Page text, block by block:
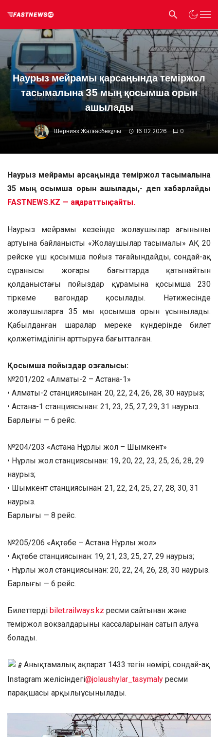
Наурыз мейрамы қарсаңында теміржол
тасымалына 35 мың қосымша орын
ашылады
Шернияз Жалғасбекұлы 16.02.2026 0
Наурыз мейрамы қарсаңында теміржол тасымалына
35 мың қосымша орын ашылады,- деп хабарлайды
FASTNEWS.KZ — ақпараттық сайты.
Наурыз мейрамы кезеңінде жолаушылар ағынының
артуына байланысты «Жолаушылар тасымалы» АҚ 20
рейске үш қосымша пойыз тағайындайды, сондай-ақ
сұранысы жоғары бағыттарда қатынайтын
қолданыстағы пойыздар құрамына қосымша 230
тіркеме вагондар қосылады. Нәтижесінде
жолаушыларға 35 мың қосымша орын ұсынылады.
Қабылданған шаралар мереке күндерінде билет
қолжетімділігін арттыруға бағытталған.
Қосымша пойыздар қозғалысы:
№201/202 «Алматы-2 – Астана-1»
• Алматы-2 станциясынан: 20, 22, 24, 26, 28, 30 наурыз;
• Астана-1 станциясынан: 21, 23, 25, 27, 29, 31 наурыз.
Барлығы — 6 рейс.
№204/203 «Астана Нұрлы жол – Шымкент»
• Нұрлы жол станциясынан: 19, 20, 22, 23, 25, 26, 28, 29
наурыз;
• Шымкент станциясынан: 21, 22, 24, 25, 27, 28, 30, 31
наурыз.
Барлығы — 8 рейс.
№205/206 «Ақтөбе – Астана Нұрлы жол»
• Ақтөбе станциясынан: 19, 21, 23, 25, 27, 29 наурыз;
• Нұрлы жол станциясынан: 20, 22, 24, 26, 28, 30 наурыз.
Барлығы — 6 рейс.
Билеттерді bilet.railways.kz ресми сайтынан және
теміржол вокзалдарының кассаларынан сатып алуға
болады.
Анықтамалық ақпарат 1433 тегін нөмірі, сондай-ақ
Instagram желісіндегі@jolaushylar_tasymaly ресми
парақшасы арқылыұсынылады.